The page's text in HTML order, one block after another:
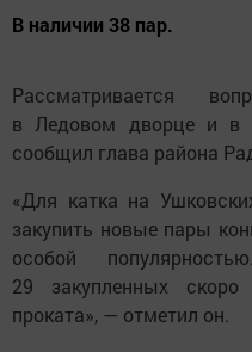
В наличии 38 пар.
Рассматривается
в Ледовом дворце и в
сообщил глава района
«Для катка на
закупить новые пары
особой
29 закупленных
проката», — отметил он.